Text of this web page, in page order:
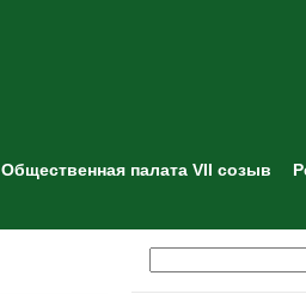
Общественная палата VII созыв